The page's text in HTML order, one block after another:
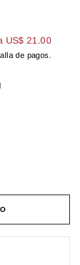
US$ 21.00
de pagos.